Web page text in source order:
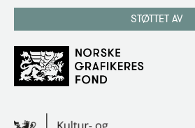
STØTTET AV